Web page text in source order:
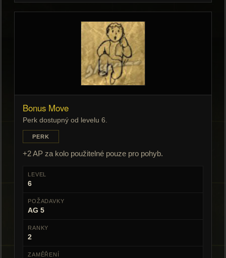
Bonus Move
Perk dostupný od levelu 6.
PERK
+2 AP za kolo použitelné pouze pro pohyb.
LEVEL
6
POŽADAVKY
AG 5
RANKY
2
ZAMĚŘENÍ